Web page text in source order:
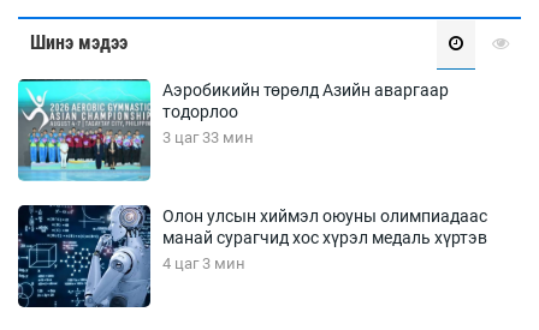
Шинэ мэдээ
Аэробикийн төрөлд Азийн аваргаар
тодорлоо
3 цаг 33 мин
Олон улсын хиймэл оюуны олимпиадаас
манай сурагчид хос хүрэл медаль хүртэв
4 цаг 3 мин